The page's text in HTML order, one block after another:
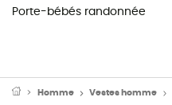
Porte-bébés randonnée
Homme Vestes homme